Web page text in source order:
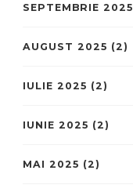
SEPTEMBRIE 2025
AUGUST 2025 (2)
IULIE 2025 (2)
IUNIE 2025 (2)
MAI 2025 (2)